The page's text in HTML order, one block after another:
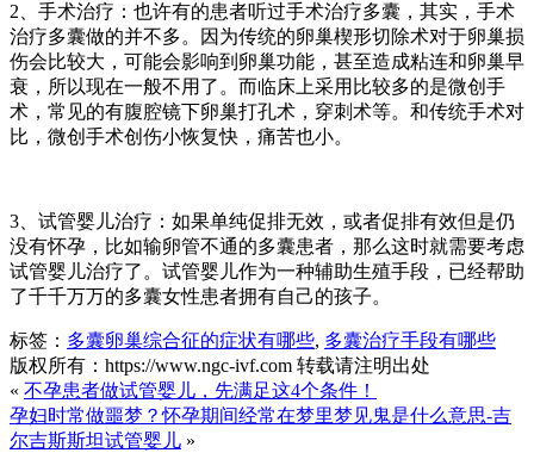
2、手术治疗：也许有的患者听过手术治疗多囊，其实，手术
治疗多囊做的并不多。因为传统的卵巢楔形切除术对于卵巢损
伤会比较大，可能会影响到卵巢功能，甚至造成粘连和卵巢早
衰，所以现在一般不用了。而临床上采用比较多的是微创手
术，常见的有腹腔镜下卵巢打孔术，穿刺术等。和传统手术对
比，微创手术创伤小恢复快，痛苦也小。
3、试管婴儿治疗：如果单纯促排无效，或者促排有效但是仍
没有怀孕，比如输卵管不通的多囊患者，那么这时就需要考虑
试管婴儿治疗了。试管婴儿作为一种辅助生殖手段，已经帮助
了千千万万的多囊女性患者拥有自己的孩子。
标签： 多囊卵巢综合征的症状有哪些, 多囊治疗手段有哪些
版权所有：https://www.ngc-ivf.com 转载请注明出处
« 不孕患者做试管婴儿，先满足这4个条件！
孕妇时常做噩梦？怀孕期间经常在梦里梦见鬼是什么意思-吉
尔吉斯斯坦试管婴儿 »